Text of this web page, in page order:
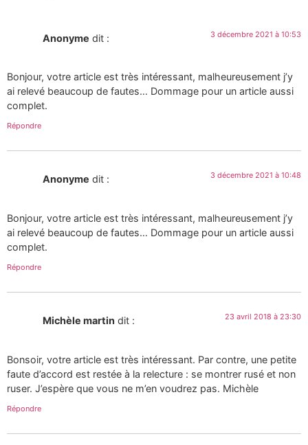
Anonyme dit : 3 décembre 2021 à 10:53
Bonjour, votre article est très intéressant, malheureusement j’y
ai relevé beaucoup de fautes… Dommage pour un article aussi
complet.
Répondre
Anonyme dit : 3 décembre 2021 à 10:48
Bonjour, votre article est très intéressant, malheureusement j’y
ai relevé beaucoup de fautes… Dommage pour un article aussi
complet.
Répondre
Michèle martin dit : 23 avril 2018 à 23:30
Bonsoir, votre article est très intéressant. Par contre, une petite
faute d’accord est restée à la relecture : se montrer rusé et non
ruser. J’espère que vous ne m’en voudrez pas. Michèle
Répondre